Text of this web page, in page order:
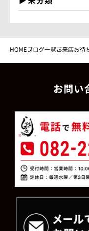
HOMEブログ一覧ご来店お待
お問い